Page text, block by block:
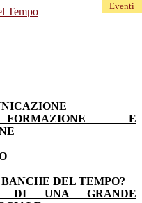
E
DEL TEMPO?
DI UNA GRANDE
Eventi